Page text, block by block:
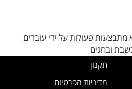
פעולות על ידי עובדים
ובחגים
תקנון
מדיניות הפרטיות